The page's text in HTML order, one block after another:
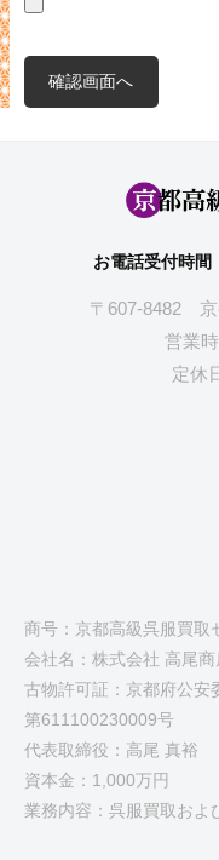
お電話受付時間
〒607-8482 京
営業
定休
商号：京都高級呉服買取
会社名：株式会社 高尾商
古物許可証：京都府公安
第611100230009号
代表取締役：高尾 真裕
資本金：1,000万円
業務内容：呉服買取およ